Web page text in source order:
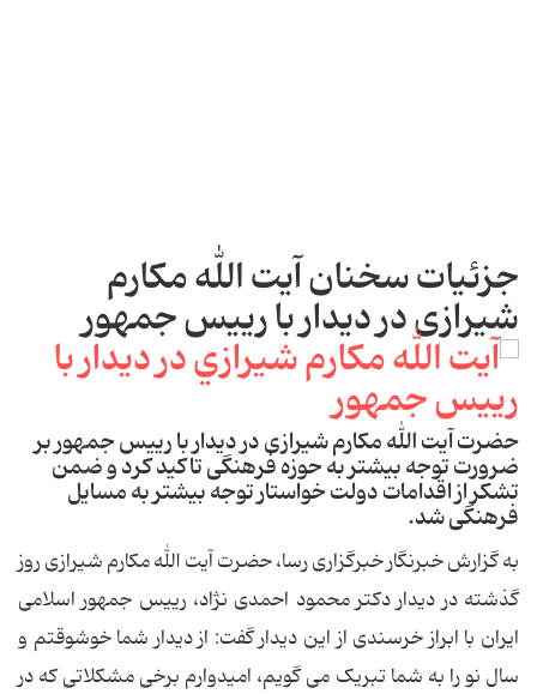
جزئیات سخنان آیت الله مکارم
شیرازی در دیدار با رییس جمهور
حضرت آیت الله مکارم شیرازی در دیدار با رییس جمهور بر
ضرورت توجه بیشتر به حوزه فرهنگی تاکید کرد و ضمن
تشکر از اقدامات دولت خواستار توجه بیشتر به مسایل
فرهنگی شد.
به گزارش خبرنگار خبرگزاری رسا، حضرت آیت الله مکارم شیرازی روز
گذشته در دیدار دکتر محمود احمدی نژاد، رییس جمهور اسلامی
ایران با ابراز خرسندی از این دیدار گفت: از دیدار شما خوشوقتم و
سال نو را به شما تبریک می گویم، امیدوارم برخی مشکلاتی که در